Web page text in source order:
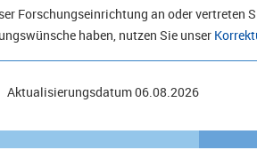
Forschungseinrichtung an oder vertreten
haben, nutzen Sie unser
Aktualisierungsdatum06.08.2026